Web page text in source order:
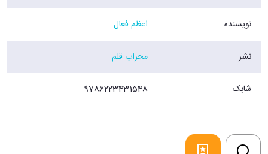
نویسنده اعظم فعال
نشر محراب قلم
شابک 9786223431548